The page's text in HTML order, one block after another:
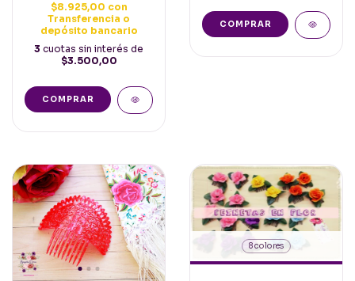
$8.925,00 con
Transferencia o
depósito bancario
3 cuotas sin interés de
$3.500,00
COMPRAR
COMPRAR
8 colores